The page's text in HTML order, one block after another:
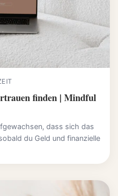
finden | Mindful
dass sich das
du Geld und finanzielle